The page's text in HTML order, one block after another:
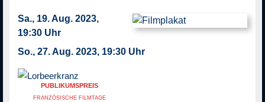
Sa., 19. Aug. 2023,
19:30 Uhr
So., 27. Aug. 2023, 19:30 Uhr
PUBLIKUMSPREIS
FRANZÖSISCHE FILMTAGE